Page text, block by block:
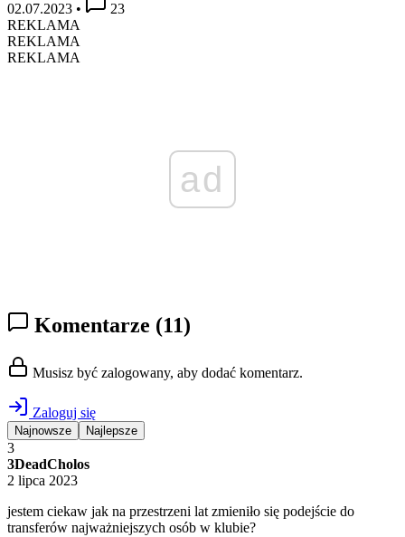
02.07.2023 •
23
REKLAMA
REKLAMA
REKLAMA
ad
Komentarze (11)
Musisz być zalogowany, aby dodać komentarz.
Zaloguj się
Najnowsze Najlepsze
3
3DeadCholos
2 lipca 2023
jestem ciekaw jak na przestrzeni lat zmieniło się podejście do
transferów najważniejszych osób w klubie?